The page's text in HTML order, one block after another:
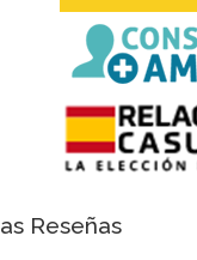
Reseñas